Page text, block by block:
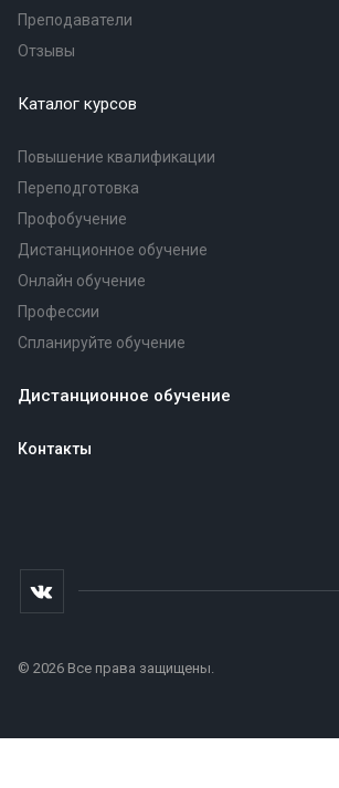
Преподаватели
Отзывы
Каталог курсов
Повышение квалификации
Переподготовка
Профобучение
Дистанционное обучение
Онлайн обучение
Профессии
Спланируйте обучение
Дистанционное обучение
Контакты
© 2026 Все права защищены.